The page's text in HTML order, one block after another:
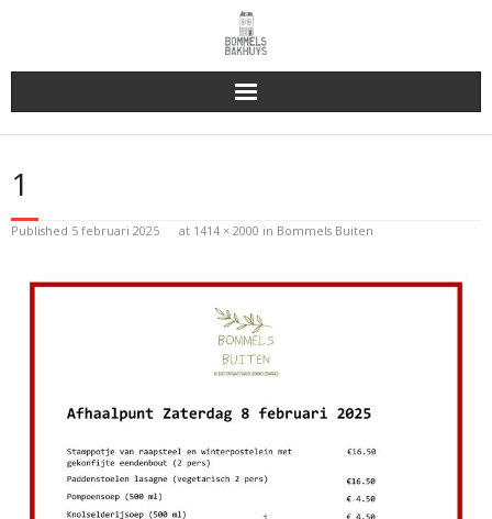
Bakhuys Buiten, verleden heden toekomst
1
Published 5 februari 2025 at 1414 × 2000 in Bommels Buiten